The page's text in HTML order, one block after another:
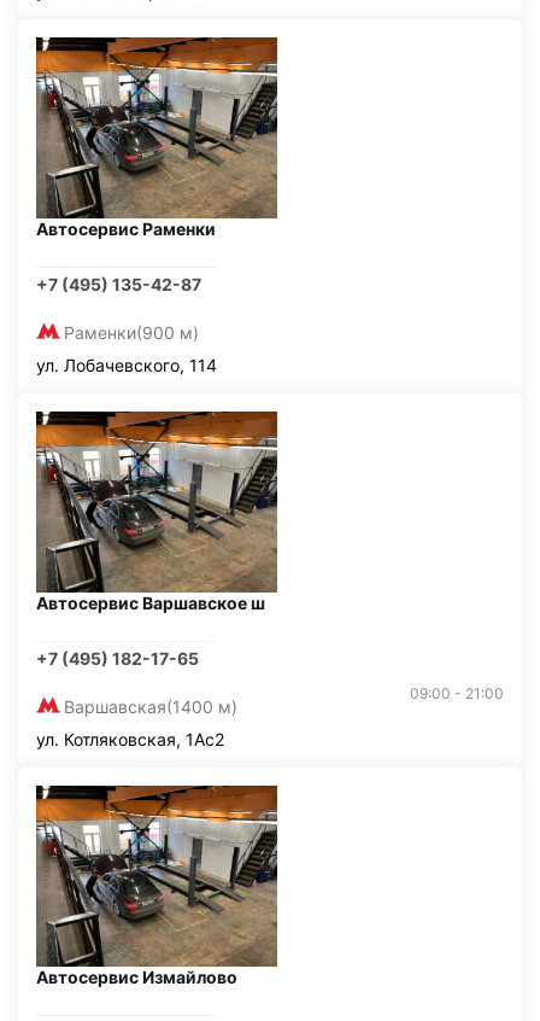
Автосервис Раменки
+7 (495) 135-42-87
Раменки(900 м)
ул. Лобачевского, 114
Автосервис Варшавское ш
+7 (495) 182-17-65
Варшавская(1400 м)
09:00 - 21:00
ул. Котляковская, 1Ас2
Автосервис Измайлово